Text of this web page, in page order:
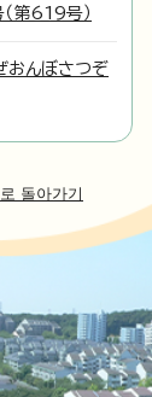
第619号）
おんぼさつぞ
돌아가기